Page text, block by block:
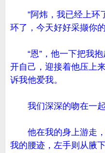
”阿炜，我已经上环
环了，今天好好采撷你
“恩”，他一下把我抱
开自己，迎接着他压上
诉我他爱我。
我们深深的吻在一起
他在我的身上游走，
我的腰迹，左手则从腋